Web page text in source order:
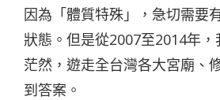
因為「體質特殊」，急切需要
狀態。但是從2007至2014年
茫然，遊走全台灣各大宮廟、
到答案。